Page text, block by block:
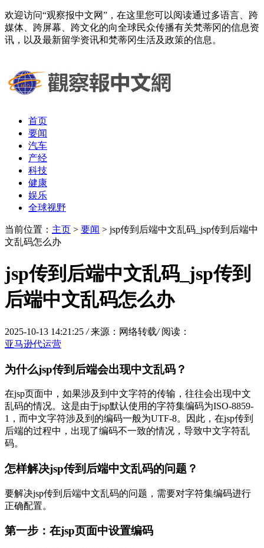
欢迎访问“观察报中文网”，在这里您可以阅读通过多语言、跨
媒体、跨屏幕、跨文化的向全球民众传播有关梵蒂冈的信息资
讯，以及最新留学资讯和梵蒂冈生活及政策的信息。
首页
要闻
汽车
产经
科技
健康
娱乐
全球视野
当前位置： 主页 > 要闻 > jsp传到后端中文乱码_jsp传到后端中
文乱码怎么办
jsp传到后端中文乱码_jsp传到
后端中文乱码怎么办
2025-10-13 14:21:25 / 来源：网络转载/ 阅读：
亚马逊代运营
为什么jsp传到后端会出现中文乱码？
在jsp页面中，如果涉及到中文字符的传输，往往会出现中文
乱码的情况。这是由于jsp默认使用的字符集编码为ISO-8859-
1，而中文字符涉及到的编码一般为UTF-8。因此，在jsp传到
后端的过程中，出现了编码不一致的情况，导致中文字符乱
码。
怎样解决jsp传到后端中文乱码的问题？
要解决jsp传到后端中文乱码的问题，需要对字符集编码进行
正确配置。
第一步：在jsp页面中设置编码